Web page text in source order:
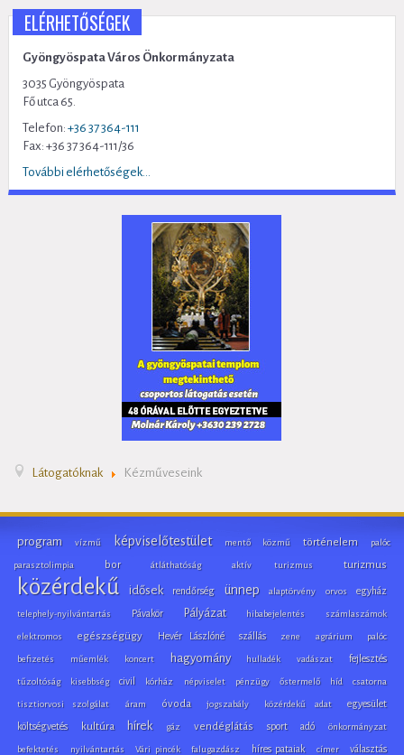
ELÉRHETŐSÉGEK
Gyöngyöspata Város Önkormányzata
3035 Gyöngyöspata
Fő utca 65.
Telefon: +36 37 364-111
Fax: +36 37 364-111/36
További elérhetőségek...
Látogatóknak Kézműveseink
program vízmű képviselőtestület mentő közmű történelem palóc
parasztolimpia bor átláthatóság aktív turizmus turizmus
közérdekű idősek rendőrség ünnep alaptörvény orvos egyház
telephely-nyilvántartás Pávakör Pályázat hibabejelentés számlaszámok
elektromos egészségügy Hevér Lászlóné szállás zene agrárium palóc
befizetés műemlék koncert hagyomány hulladék vadászat fejlesztés
tűzoltóság kisebbség civil kórház népviselet pénzügy őstermelő híd csatorna
tisztiorvosi szolgálat áram óvoda jogszabály közérdekű adat egyesület
költségvetés kultúra hírek gáz vendéglátás sport adó önkormányzat
befektetés nyilvántartás Vári pincék falugazdász híres pataiak címer választás